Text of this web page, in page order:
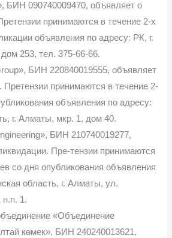
БИН 090740009470, объявляет о
принимаются в течение 2-х
объявления по адресу: РК, г.
253, тел. 375-66-66.
БИН 220840019555, объявляет
Претензии принимаются в течение 2-
объявления по адресу:
г. Алматы, мкр. 1, дом 40.
БИН 210740019277,
Пре-тензии принимаются
со дня опубликования объявления
область, г. Алматы, ул.
н.п. 1.
«Объединение
көмек», БИН 240240013621,